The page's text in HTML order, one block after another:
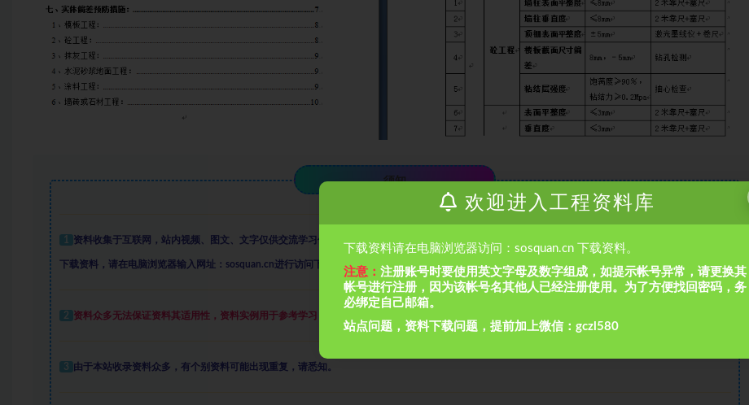
须知
1 资料收集于互联网 ， 站内视频、图文、文字仅供交流学习使用。如侵犯到您的合法权益，请联系本站处理。 在手机上访问本站时，仅可以浏览内容，如需
下载资料，请在电脑浏览器输入网址：sosquan.cn进行访问下载， 资料默认解压密码为1
2 资料众多无法保证资料其适用性，资料实例 用于参考学习，学会变通，万变不离其宗，省时省力，助你快速提升
3 由于本站收录资料众多，有个别资料可能出现重复，请悉知。
欢迎进入工程资料库
下载资料请在电脑浏览器访问：sosquan.cn 下载资料。
注意： 注册账号时要使用英文字母及数字组成，如提示帐号异常，请更换其
帐号进行注册，因为该帐号名其他人已经注册使用。为了方便找回密码，务
必绑定自己邮箱。
站点问题，资料下载问题，提前加上微信：gczl580